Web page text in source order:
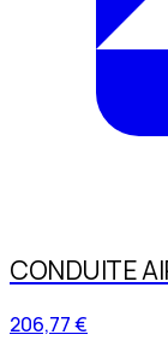
CONDUITE
206,77 €